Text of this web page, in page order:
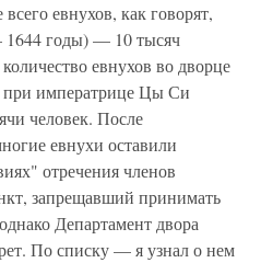
евнухов, как говорят,
годы) — 10 тысяч
евнухов во дворце
при императрице Цы Си
человек. После
евнухи оставили
отречения членов
запрещавший принимать
Департамент двора
По списку — я узнал о нем